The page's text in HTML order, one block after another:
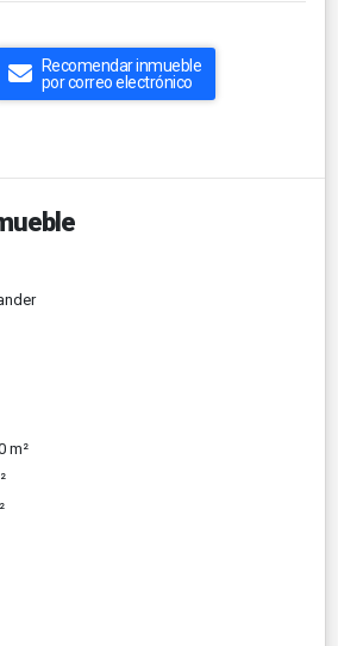
Recomendar inmueble
por correo electrónico
m²